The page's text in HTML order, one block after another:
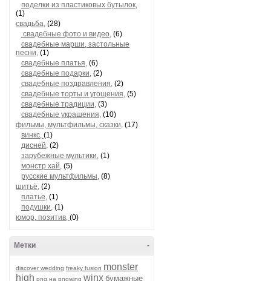
поделки из пластиковых бутылок,
(1)
свадьба, (28)
свадебные фото и видео, (6)
свадебные марши, застольные
песни, (1)
свадебные платья, (6)
свадебные подарки, (2)
свадебные поздравления, (2)
свадебные торты и угощения, (5)
свадебные традиции, (3)
свадебные украшения, (10)
фильмы, мультфильмы, сказки, (17)
винкс, (1)
дисней, (2)
зарубежные мультики, (1)
монстр хай, (5)
русские мультфильмы, (8)
шитьё, (2)
платье, (1)
подушки, (1)
юмор, позитив, (0)
-
Метки
discover wedding freaky fusion monster
high png на pngwing winx бумажные